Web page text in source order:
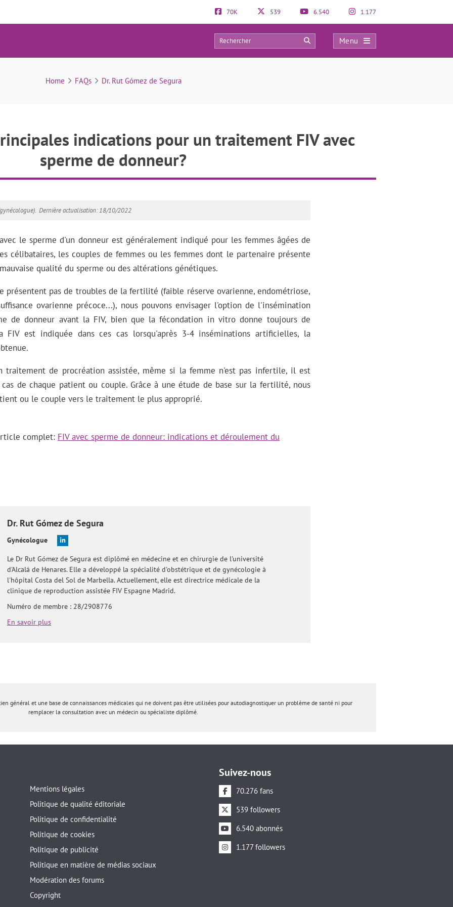
70K 539 6.540 1.177
Menu
FAQs
21 0
Home FAQs Dr. Rut Gómez de Segura
indications pour un traitement FIV avec
sperme de donneur?
Dernière actualisation: 18/10/2022
le sperme d'un donneur est généralement indiqué pour les femmes âgées de
célibataires, les couples de femmes ou les femmes dont le partenaire présente
qualité du sperme ou des altérations génétiques.
présentent pas de troubles de la fertilité (faible réserve ovarienne, endométriose,
ovarienne précoce...), nous pouvons envisager l'option de l'insémination
de donneur avant la FIV, bien que la fécondation in vitro donne toujours de
FIV est indiquée dans ces cas lorsqu'après 3-4 inséminations artificielles, la
traitement de procréation assistée, même si la femme n'est pas infertile, il est
de chaque patient ou couple. Grâce à une étude de base sur la fertilité, nous
ou le couple vers le traitement le plus approprié.
complet: FIV avec sperme de donneur: indications et déroulement du
Dr. Rut Gómez de Segura
Gynécologue
Le Dr Rut Gómez de Segura est diplômé en médecine et en chirurgie de l'université
d'Alcalá de Henares. Elle a développé la spécialité d'obstétrique et de gynécologie à
l'hôpital Costa del Sol de Marbella. Actuellement, elle est directrice médicale de la
clinique de reproduction assistée FIV Espagne Madrid.
Numéro de membre : 28/2908776
En savoir plus
général et une base de connaissances médicales qui ne doivent pas être utilisées pour autodiagnostiquer un problème de santé ni pour
remplacer la consultation avec un médecin ou spécialiste diplômé.
Mentions légales
Politique de qualité éditoriale
Politique de confidentialité
Politique de cookies
Politique de publicité
Politique en matière de médias sociaux
Modération des forums
Copyright
Suivez-nous
70.276 fans
539 followers
6.540 abonnés
1.177 followers